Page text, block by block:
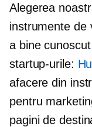
Alegerea
instrumente de
a bine cunoscut
startup-urile:
afacere din
pentru
pagini de